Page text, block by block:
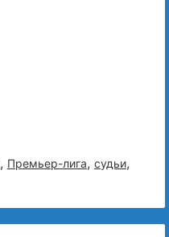
, Премьер-лига, судьи,